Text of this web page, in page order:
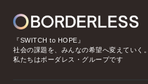
『SWITCH to HOPE』
社会の課題を、みんなの希望へ変えていく。
私たちはボーダレス・グループです